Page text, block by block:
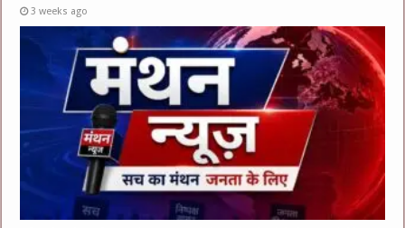
3 weeks ago